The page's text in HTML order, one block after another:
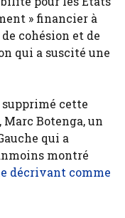
» financier à
cohésion et de
qui a suscité une
cette
Botenga, un
qui a
montré
décrivant comme